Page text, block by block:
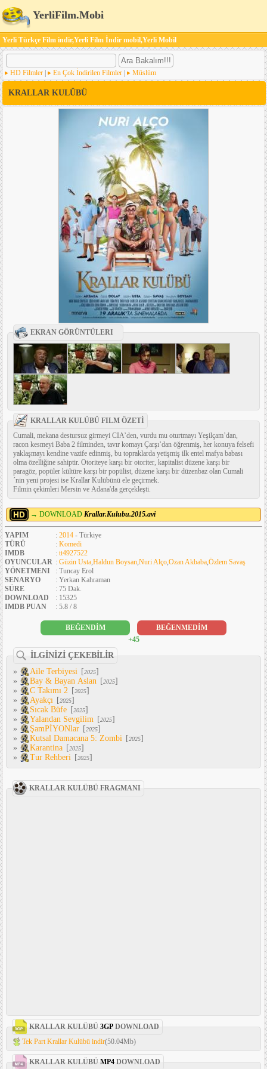
YerliFilm.Mobi
Yerli Türkçe Film indir,Yerli Film İndir mobil,Yerli Mobil
HD Filmler En Çok İndirilen Filmler Müslüm
KRALLAR KULÜBÜ
EKRAN GÖRÜNTÜLERI
KRALLAR KULÜBÜ FILM ÖZETİ
Cumali, mekana destursuz girmeyi CIA’den, vurdu mu oturtmayı Yeşilçam’dan,
racon kesmeyi Baba 2 filminden, tavır komayı Çarşı’dan öğrenmiş, her konuya felsefi
yaklaşmayı kendine vazife edinmiş, bu topraklarda yetişmiş ilk entel mafya babası
olma özelliğine sahiptir. Otoriteye karşı bir otoriter, kapitalist düzene karşı bir
paragöz, popüler kültüre karşı bir popülist, düzene karşı bir düzenbaz olan Cumali
´nin yeni projesi ise Krallar Kulübünü ele geçirmek.
Filmin çekimleri Mersin ve Adana'da gerçekleşti.
→ DOWNLOAD Krallar.Kulubu.2015.avi
YAPIM : 2014 - Türkiye
TÜRÜ
: Komedi
IMDB
: tt4927522
OYUNCULAR : Güzin Usta,Haldun Boysan,Nuri Alço,Ozan Akbaba,Özlem Savaş
YÖNETMENI
: Tuncay Erol
SENARYO
: Yerkan Kahraman
SÜRE
: 75 Dak.
DOWNLOAD
: 15325
IMDB PUAN
: 5.8 / 8
BEĞENDİM
BEĞENMEDİM
+45
İLGİNİZİ ÇEKEBİLİR
»
Aile Terbiyesi [2025]
»
Bay & Bayan Aslan [2025]
»
C Takımı 2 [2025]
»
Ayakçı [2025]
»
Sıcak Büfe [2025]
»
Yalandan Sevgilim [2025]
»
ŞamPİYONlar [2025]
»
Kutsal Damacana 5: Zombi [2025]
»
Karantina [2025]
»
Tur Rehberi [2025]
KRALLAR KULÜBÜ FRAGMANI
KRALLAR KULÜBÜ 3GP DOWNLOAD
Tek Part Krallar Kulübü indir(50.04Mb)
KRALLAR KULÜBÜ MP4 DOWNLOAD